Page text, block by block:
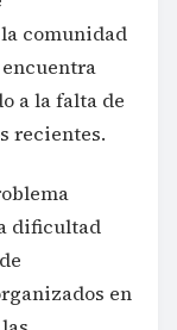
comunidad
a la falta de
recientes.
dificultad
en